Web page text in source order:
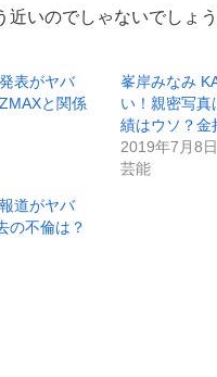
近いのでしゃないでしょ
表がヤバ
と関係
峯岸みなみ
い！親密写真
績はウソ？金
2019年7月8日
芸能
道がヤバ
の不倫は？